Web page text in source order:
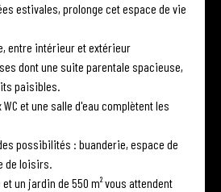
estivales, prolonge cet espace de vie
entre intérieur et extérieur
dont une suite parentale spacieuse,
paisibles.
et une salle d'eau complètent les
possibilités : buanderie, espace de
de loisirs.
un jardin de 550 m² vous attendent